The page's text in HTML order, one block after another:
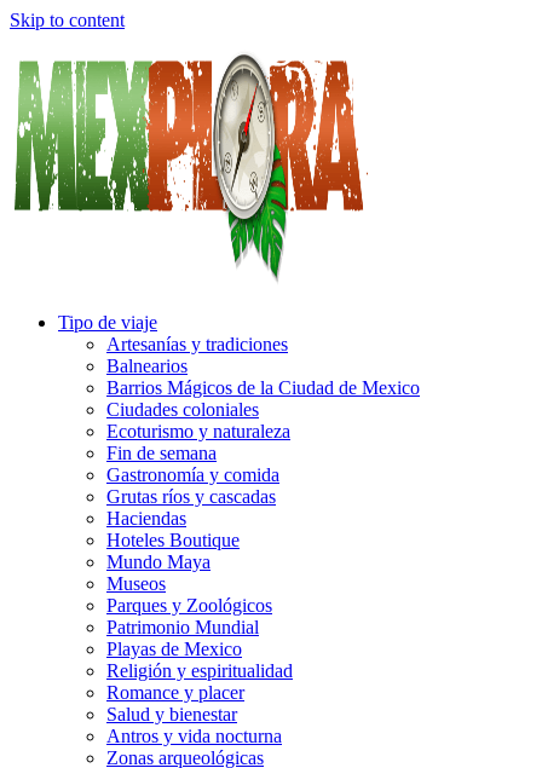
Skip to content
Tipo de viaje
Artesanías y tradiciones
Balnearios
Barrios Mágicos de la Ciudad de Mexico
Ciudades coloniales
Ecoturismo y naturaleza
Fin de semana
Gastronomía y comida
Grutas ríos y cascadas
Haciendas
Hoteles Boutique
Mundo Maya
Museos
Parques y Zoológicos
Patrimonio Mundial
Playas de Mexico
Religión y espiritualidad
Romance y placer
Salud y bienestar
Antros y vida nocturna
Zonas arqueológicas